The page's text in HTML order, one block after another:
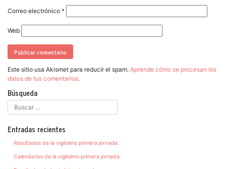
Correo electrónico *
Web
Este sitio usa Akismet para reducir el spam. Aprende cómo se procesan los
datos de tus comentarios.
Búsqueda
Entradas recientes
Resultados de la vigésimo primera jornada.
Calendarios de la vigésimo primera jornada.